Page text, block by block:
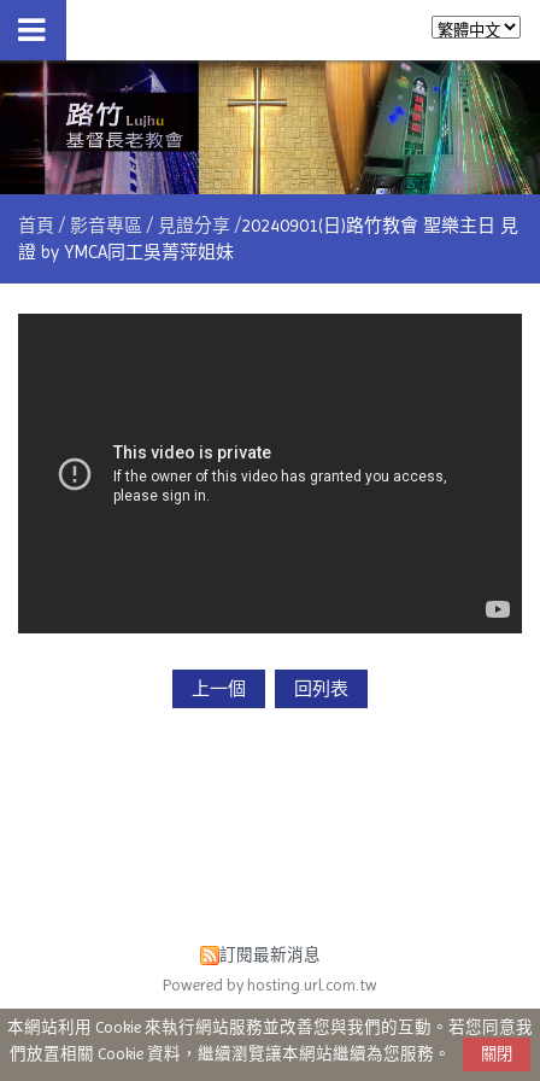
首頁 影音專區 見證分享 20240901(日)路竹教會 聖樂主日 見
證 by YMCA同工吳菁萍姐妹
上一個 回列表
訂閱最新消息
Powered by hosting.url.com.tw
本網站利用 Cookie 來執行網站服務並改善您與我們的互動。若您同意我
們放置相關 Cookie 資料，繼續瀏覽讓本網站繼續為您服務。